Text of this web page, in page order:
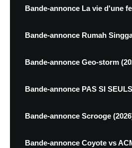
Bande-annonce La vie d'une
Bande-annonce Rumah
Bande-annonce Geo-storm
Bande-annonce PAS SI
Bande-annonce Scrooge
Bande-annonce Coyote vs